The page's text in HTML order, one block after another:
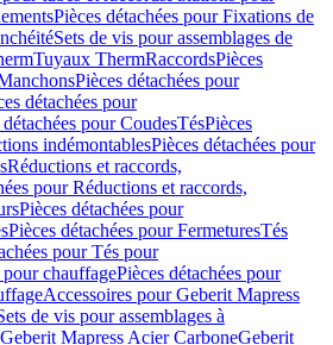
Pièces détachées pour Fixations de
Sets de vis pour assemblages de
Tuyaux ThermRaccordsPièces
Pièces détachées pour
détachées pour
détachées pour CoudesTésPièces
indémontablesPièces détachées pour
Réductions et raccords,
pour Réductions et raccords,
Pièces détachées pour
Pièces détachées pour FermeturesTés
pour Tés pour
chauffagePièces détachées pour
Accessoires pour Geberit Mapress
de vis pour assemblages à
Geberit Mapress Acier CarboneGeberit